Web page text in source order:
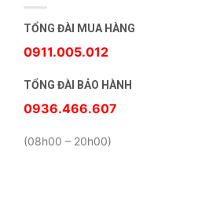
TỔNG ĐÀI MUA HÀNG
0911.005.012
TỔNG ĐÀI BẢO HÀNH
0936.466.607
(08h00 – 20h00)